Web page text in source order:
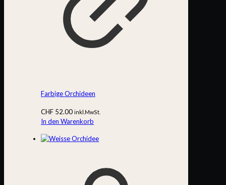
Farbige Orchideen
CHF 52.00 inkl.MwSt.
In den Warenkorb